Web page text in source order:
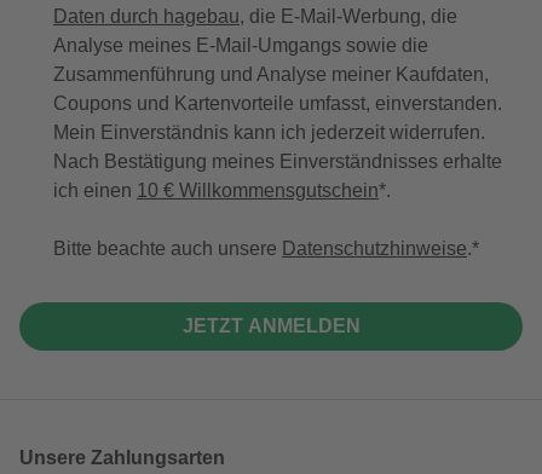
Daten durch hagebau, die E-Mail-Werbung, die
Analyse meines E-Mail-Umgangs sowie die
Zusammenführung und Analyse meiner Kaufdaten,
Coupons und Kartenvorteile umfasst, einverstanden.
Mein Einverständnis kann ich jederzeit widerrufen.
Nach Bestätigung meines Einverständnisses erhalte
ich einen 10 € Willkommensgutschein*.
Bitte beachte auch unsere Datenschutzhinweise.
JETZT ANMELDEN
Unsere Zahlungsarten